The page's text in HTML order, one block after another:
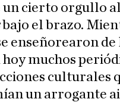
un cierto orgullo
bajo el brazo.
enseñorearon de
muchos
culturales
un arrogante